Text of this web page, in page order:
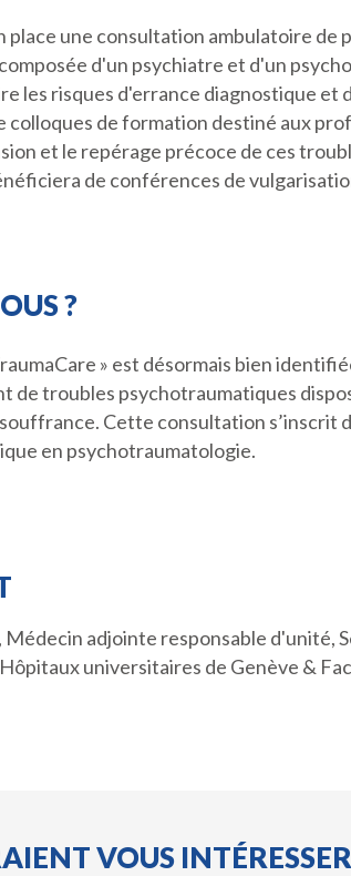
place une consultation ambulatoire de
d'un psychiatre et d'un
les risques d'errance diagnostique et
colloques de formation destiné aux
et le repérage précoce de ces
de conférences de
?
» est désormais bien
troubles psychotraumatiques
Cette consultation s’inscrit
en psychotraumatologie.
adjointe responsable d'unité,
universitaires de Genève &
VOUS INTÉRESSER